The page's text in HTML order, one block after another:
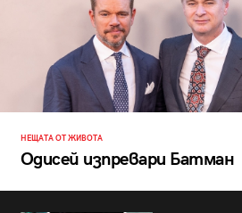
НЕЩАТА ОТ ЖИВОТА
Одисей изпревари Батман